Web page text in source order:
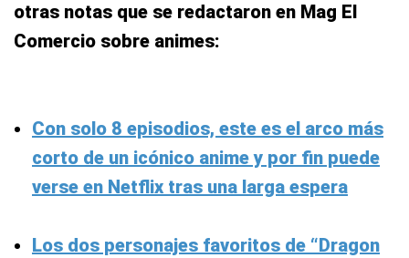
otras notas que se redactaron en Mag El
Comercio sobre animes:
Con solo 8 episodios, este es el arco más
corto de un icónico anime y por fin puede
verse en Netflix tras una larga espera
Los dos personajes favoritos de “Dragon